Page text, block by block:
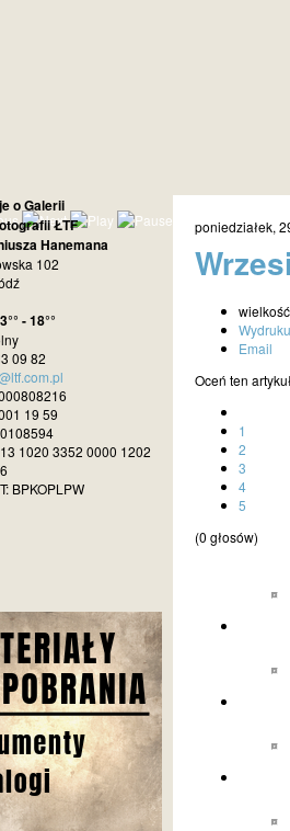
poniedziałek,
Email
Oceń ten artykuł
1
2
3
4
5
(0 głosów)
o Galerii
ŁTF
Hanemana
102
- 18°°
09 82
19 59
1020 3352 0000 1202
BPKOPLPW